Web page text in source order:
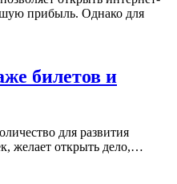
прибыль. Однако для
билетов и
для развития
желает открыть дело,…